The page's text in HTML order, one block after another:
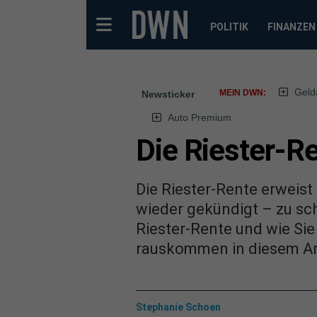
POLITIK FINANZEN
Newsticker MEIN DWN:
Auto Premium
Die Riester-
Die Riester-Rente
wieder gekündigt – zu
Riester-Rente und wie
rauskommen in diesem
Stephanie Schoen